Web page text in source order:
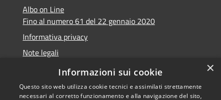
Albo on Line
Fino al numero 61 del 22 gennaio 2020
Informativa privacy
Note legali
Dichiarazione di accessibilità
×
Informazioni sui cookie
Questo sito web utilizza cookie tecnici e assimilati strettamente
necessari al corretto funzionamento e alla navigazione del sito,